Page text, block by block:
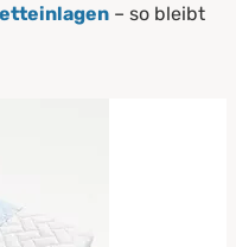
– so bleibt